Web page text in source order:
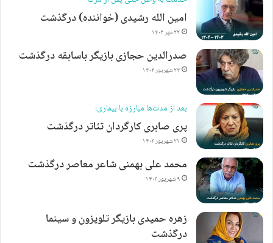
امین الله رشیدی (خواننده) درگذشت
۲۲ مهر ۱۴۰۳
صدرالدین حجازی بازیگر باسابقه درگذشت
۲۴ شهریور ۱۴۰۳
بعد از مدت‌ها مبارزه با بیماری؛
پری صابری کارگردان تئاتر درگذشت
۲۱ شهریور ۱۴۰۳
محمد علی بهمنی شاعر معاصر درگذشت
۹ شهریور ۱۴۰۳
زهره حمیدی بازیگر تلویزون و سینما
درگذشت